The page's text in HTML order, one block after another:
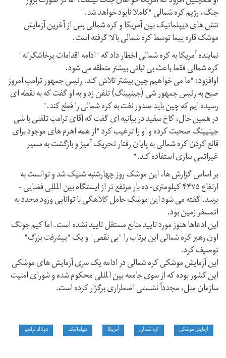
جنگ، رژیم کره شمالی "کاملا نابود خواهد شد."
تنش های دیپلماتیک بین آمریکا و کره شمالی پس از آخرین آزمایش
موشک قاره پیما توسط کره شمالی بالا گرفته است.
نماینده آمریکا به کره شمالی اخطار داد که "ادامه اقدامات پرخاشگرانه"
کره شمالی فقط باعث بی ثباتی بیشتر منطقه می شود.
اوافزود: "ما می خواهیم چین بیشتر تلاش کند. رئیس جمهور ترامپ امروز
صبح به رئیس جمهور شی (جینپینگ) تلفن زد و به او گفت که به نقطه ای
رسیده ایم که چین باید صدور نفت به کره شمالی را قطع کند."
در همین حال، کاخ سفید در بیانیه ای گفت که آقای ترامپ تلفنی با شی
جینپینگ صحبت کرده و او را ترغیب کرد "از همه اهرم های موجود برای
قانع کردن کره شمالی به پایان رفتار تحریک آمیز و بازگشت به مسیر
غیراتمی سازی استفاده کند."
بر اساس گزارش ها، این موشک روز چهارشنبه شلیک شد و توانست به
ارتفاع ۴۴۷۵ کیلومتری- ده بار مرتفع تر از ایستگاه بین المللی فضایی -
برسد. گفته می شود این موشک حامل کلاهکی با توانایی ورود مجدد به
اتمسفر زمین بود.
این ادعاها هنوز مورد تایید منابع مستقل تایید نشده است. اما کیم جونگ
اون رهبر کره شمالی این پرتاب را "بی نقص" و یک "پیشرفت بزرگ"
توصیف کرد.
این آزمایش موشکی کره شمالی در ادامه یک سری آزمایش های موشکی
این کشور بوده که از سوی جامعه بین المللی محکوم شده و شورای امنیت
سازمان ملل، مجدداً نشستی اضطراری برگزار کرده است.
آزمایش موشکی کره شمالی آمریکا دیپلماتیک دونالد ترامپ